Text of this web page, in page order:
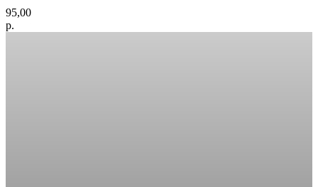
95,00
р.